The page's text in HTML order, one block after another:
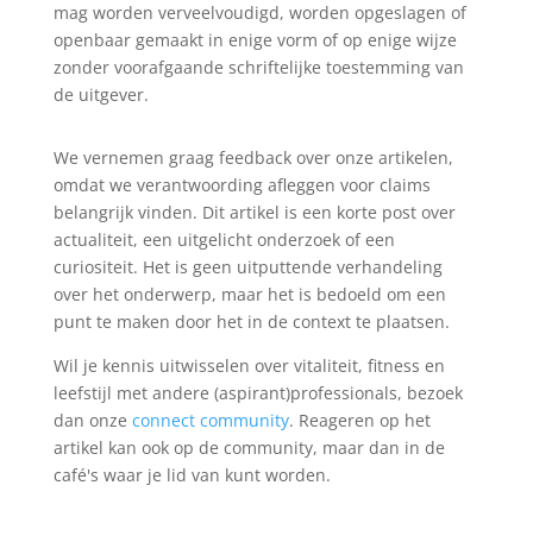
mag worden verveelvoudigd, worden opgeslagen of
openbaar gemaakt in enige vorm of op enige wijze
zonder voorafgaande schriftelijke toestemming van
de uitgever.
We vernemen graag feedback over onze artikelen,
omdat we verantwoording afleggen voor claims
belangrijk vinden. Dit artikel is een korte post over
actualiteit, een uitgelicht onderzoek of een
curiositeit. Het is geen uitputtende verhandeling
over het onderwerp, maar het is bedoeld om een
punt te maken door het in de context te plaatsen.
Wil je kennis uitwisselen over vitaliteit, fitness en
leefstijl met andere (aspirant)professionals, bezoek
dan onze connect community. Reageren op het
artikel kan ook op de community, maar dan in de
café's waar je lid van kunt worden.